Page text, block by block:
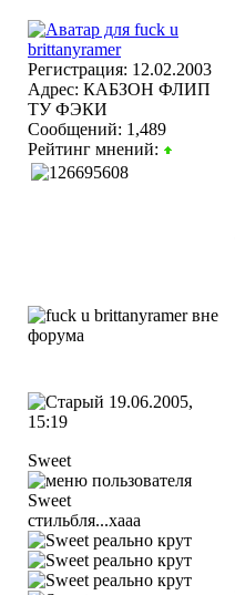
Регистрация: 12.02.2003
Адрес: КАБЗОН ФЛИП
ТУ ФЭКИ
Сообщений: 1,489
Рейтинг мнений:
19.06.2005,
15:19
Sweet
стильбля...хааа